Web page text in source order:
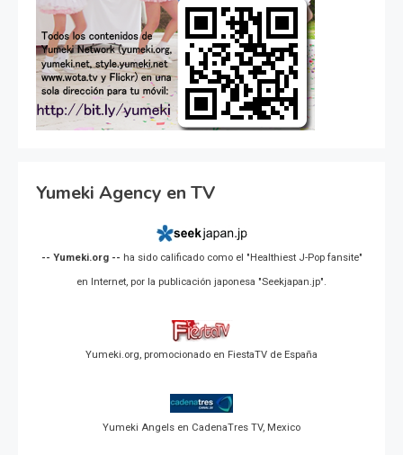
Yumeki Agency en TV
-- Yumeki.org -- ha sido calificado como el "Healthiest J-Pop fansite"
en Internet, por la publicación japonesa "Seekjapan.jp".
Yumeki.org, promocionado en FiestaTV de España
Yumeki Angels en CadenaTres TV, Mexico